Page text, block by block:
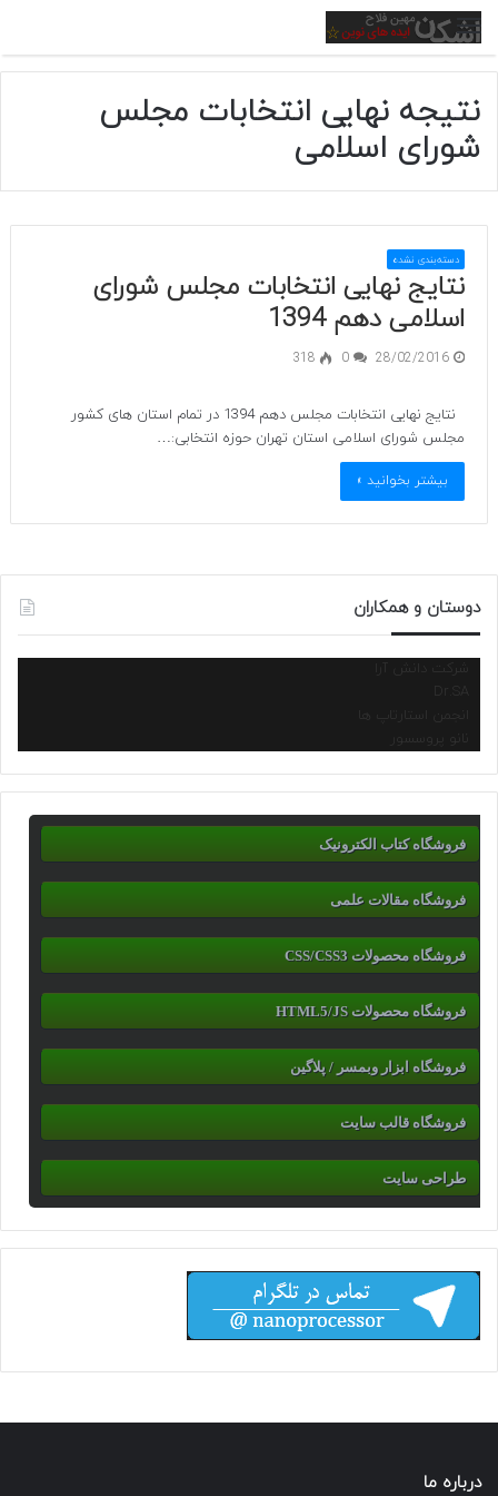
منو
نتیجه نهایی انتخابات مجلس
شورای اسلامی
دسته‌بندی نشده
نتایج نهایی انتخابات مجلس شورای
اسلامی دهم 1394
28/02/2016
0
318
نتایج نهایی انتخابات مجلس دهم 1394 در تمام استان های کشور
مجلس شورای اسلامی استان تهران حوزه انتخابی:…
بیشتر بخوانید »
دوستان و همکاران
شرکت دانش آرا
انجمن استارتاپ ها
نانو پروسسور
فروشگاه کتاب الکترونیک
فروشگاه مقالات علمی
فروشگاه محصولات CSS/CSS3
فروشگاه محصولات HTML5/JS
فروشگاه ابزار وبمسر / پلاگین
فروشگاه قالب سایت
طراحی سایت
درباره ما